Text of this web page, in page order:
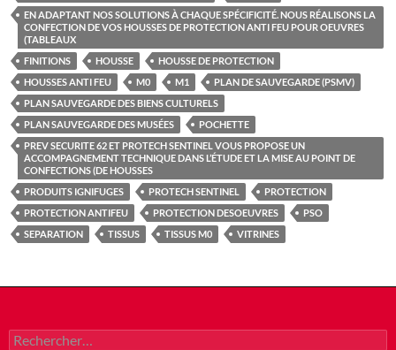
EN ADAPTANT NOS SOLUTIONS À CHAQUE SPÉCIFICITÉ. NOUS RÉALISONS LA
CONFECTION DE VOS HOUSSES DE PROTECTION ANTI FEU POUR OEUVRES
(TABLEAUX
FINITIONS
HOUSSE
HOUSSE DE PROTECTION
HOUSSES ANTI FEU
M0 M1
PLAN DE SAUVEGARDE (PSMV)
PLAN SAUVEGARDE DES BIENS CULTURELS
PLAN SAUVEGARDE DES MUSÉES
POCHETTE
PREV SECURITE 62 ET PROTECH SENTINEL VOUS PROPOSE UN
ACCOMPAGNEMENT TECHNIQUE DANS L’ÉTUDE ET LA MISE AU POINT DE
CONFECTIONS (DE HOUSSES
PRODUITS IGNIFUGES
PROTECH SENTINEL
PROTECTION
PROTECTION ANTIFEU
PROTECTION DESOEUVRES
PSO
SEPARATION
TISSUS TISSUS M0 VITRINES
Rechercher :